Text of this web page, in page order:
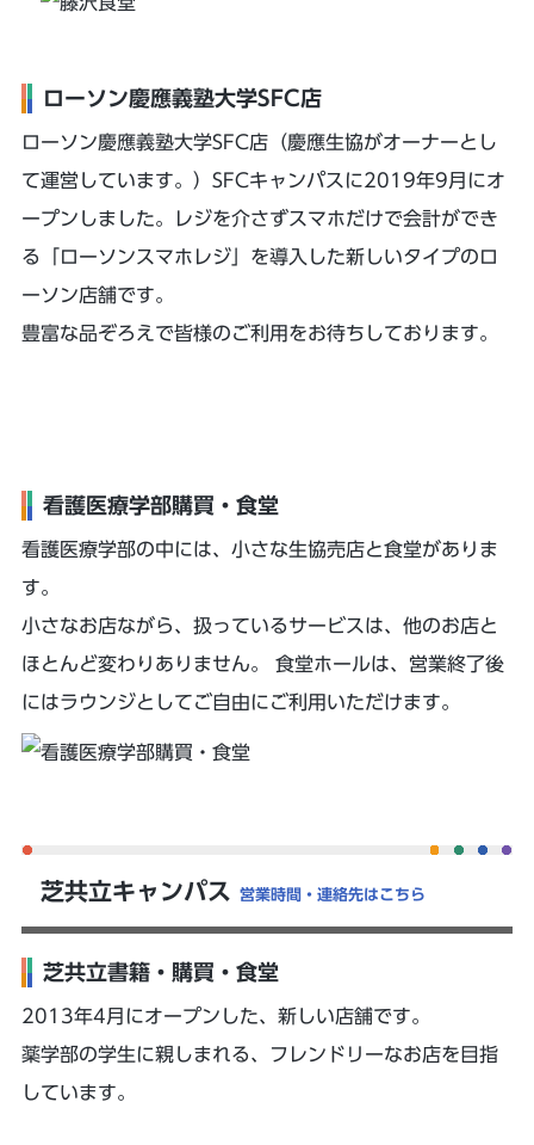
ローソン慶應義塾大学SFC店
ローソン慶應義塾大学SFC店（慶應生協がオーナーとし
て運営しています。）SFCキャンパスに2019年9月にオ
ープンしました。レジを介さずスマホだけで会計ができ
る「ローソンスマホレジ」を導入した新しいタイプのロ
ーソン店舗です。
豊富な品ぞろえで皆様のご利用をお待ちしております。
看護医療学部購買・食堂
看護医療学部の中には、小さな生協売店と食堂がありま
す。
小さなお店ながら、扱っているサービスは、他のお店と
ほとんど変わりありません。 食堂ホールは、営業終了後
にはラウンジとしてご自由にご利用いただけます。
芝共立キャンパス 営業時間・連絡先はこちら
芝共立書籍・購買・食堂
2013年4月にオープンした、新しい店舗です。
薬学部の学生に親しまれる、フレンドリーなお店を目指
しています。